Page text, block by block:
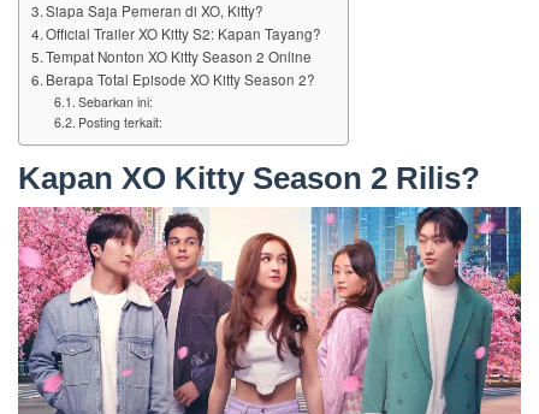
Siapa Saja Pemeran di XO, Kitty?
Official Trailer XO Kitty S2: Kapan Tayang?
Tempat Nonton XO Kitty Season 2 Online
Berapa Total Episode XO Kitty Season 2?
Sebarkan ini:
Posting terkait:
Kapan XO Kitty Season 2 Rilis?